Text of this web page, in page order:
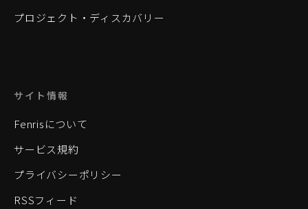
プロジェクト・ディスカバリー
サイト情報
Fenrisについて
サービス規約
プライバシーポリシー
RSSフィード